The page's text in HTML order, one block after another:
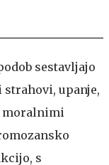
sestavljajo
upanje,
moralnimi
s